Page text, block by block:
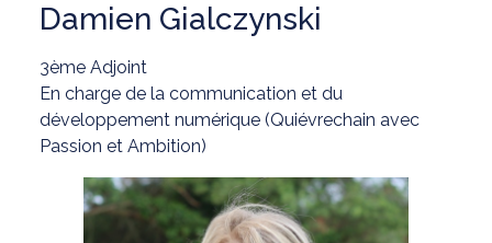
Damien Gialczynski
3ème Adjoint
En charge de la communication et du
développement numérique (Quiévrechain avec
Passion et Ambition)